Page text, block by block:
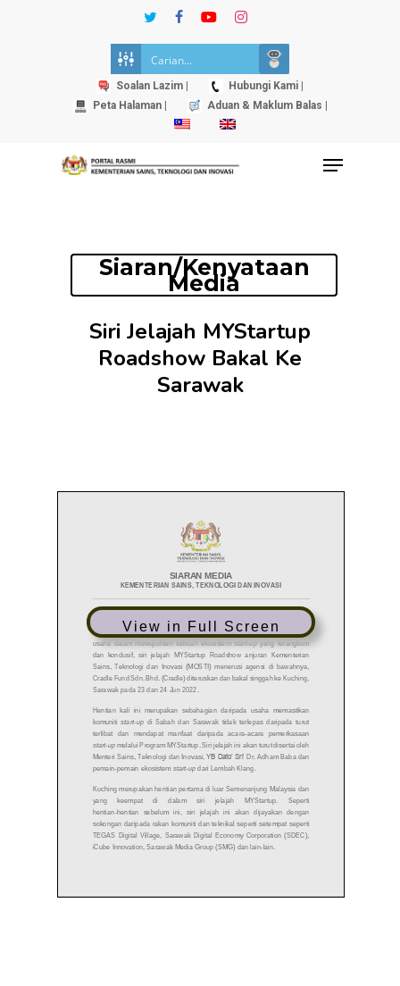
twitterfacebookyoutubeinstagram
Soalan Lazim |
Hubungi Kami |
Peta Halaman |
Aduan & Maklum Balas |
Menu
Siaran/Kenyataan
Media
Siri Jelajah MYStartup
Roadshow Bakal Ke
Sarawak
View in Full Screen